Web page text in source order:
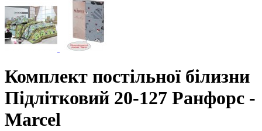
Комплект постільної білизни
Підлітковий 20-127 Ранфорс -
Marcel